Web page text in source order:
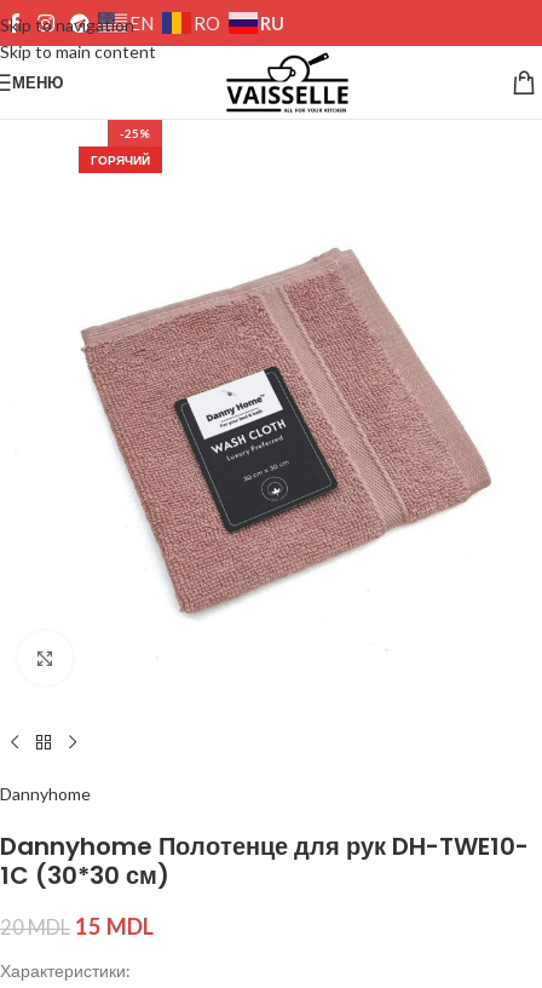
Skip to navigation
Skip to main content
EN RO RU
МЕНЮ
-25%
ГОРЯЧИЙ
Dannyhome
Dannyhome Полотенце для рук DH-TWE10-
1C (30*30 см)
20MDL 15 MDL
Характеристики: